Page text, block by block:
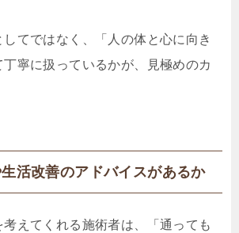
てではなく、「人の体と心に向き
寧に扱っているかが、見極めのカ
活改善のアドバイスがあるか
えてくれる施術者は、「通っても